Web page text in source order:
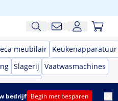
meubilair Keukenapparatuur
Slagerij Vaatwasmachines
bedrijf Begin met besparen